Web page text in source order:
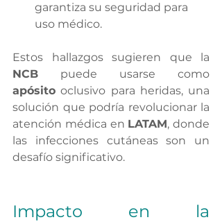
garantiza su seguridad para
uso médico.
NCB
apósito oclusivo para heridas, una
solución que podría revolucionar la
atención médica en LATAM, donde
las infecciones cutáneas son un
desafío significativo.
Impacto en la